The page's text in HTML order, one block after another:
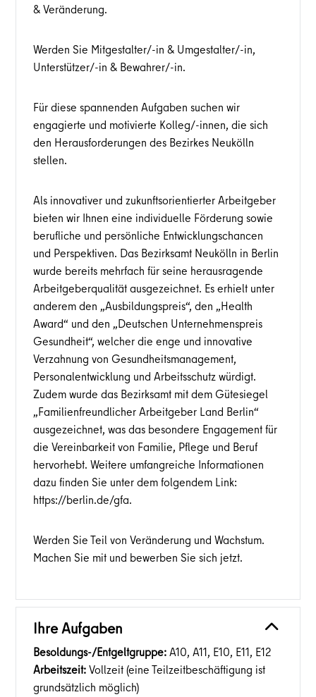
& Veränderung.
Werden Sie Mitgestalter/-in & Umgestalter/-in,
Unterstützer/-in & Bewahrer/-in.
Für diese spannenden Aufgaben suchen wir
engagierte und motivierte Kolleg/-innen, die sich
den Herausforderungen des Bezirkes Neukölln
stellen.
Als innovativer und zukunftsorientierter Arbeitgeber
bieten wir Ihnen eine individuelle Förderung sowie
berufliche und persönliche Entwicklungschancen
und Perspektiven. Das Bezirksamt Neukölln in Berlin
wurde bereits mehrfach für seine herausragende
Arbeitgeberqualität ausgezeichnet. Es erhielt unter
anderem den „Ausbildungspreis“, den „Health
Award“ und den „Deutschen Unternehmenspreis
Gesundheit“, welcher die enge und innovative
Verzahnung von Gesundheitsmanagement,
Personalentwicklung und Arbeitsschutz würdigt.
Zudem wurde das Bezirksamt mit dem Gütesiegel
„Familienfreundlicher Arbeitgeber Land Berlin“
ausgezeichnet, was das besondere Engagement für
die Vereinbarkeit von Familie, Pflege und Beruf
hervorhebt. Weitere umfangreiche Informationen
dazu finden Sie unter dem folgendem Link:
https://berlin.de/gfa.
Werden Sie Teil von Veränderung und Wachstum.
Machen Sie mit und bewerben Sie sich jetzt.
Ihre Aufgaben
Besoldungs-/Entgeltgruppe:A10, A11, E10, E11, E12
Arbeitszeit:Vollzeit (eine Teilzeitbeschäftigung ist
grundsätzlich möglich)